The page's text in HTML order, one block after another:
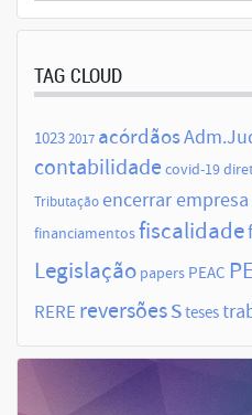
TAG CLOUD
10232017 acórdãos
contabilidade covid-19
Tributaçãoencerrar empresa
financiamentosfiscalidade
Legislação papers PEAC
RERE reversõessteses